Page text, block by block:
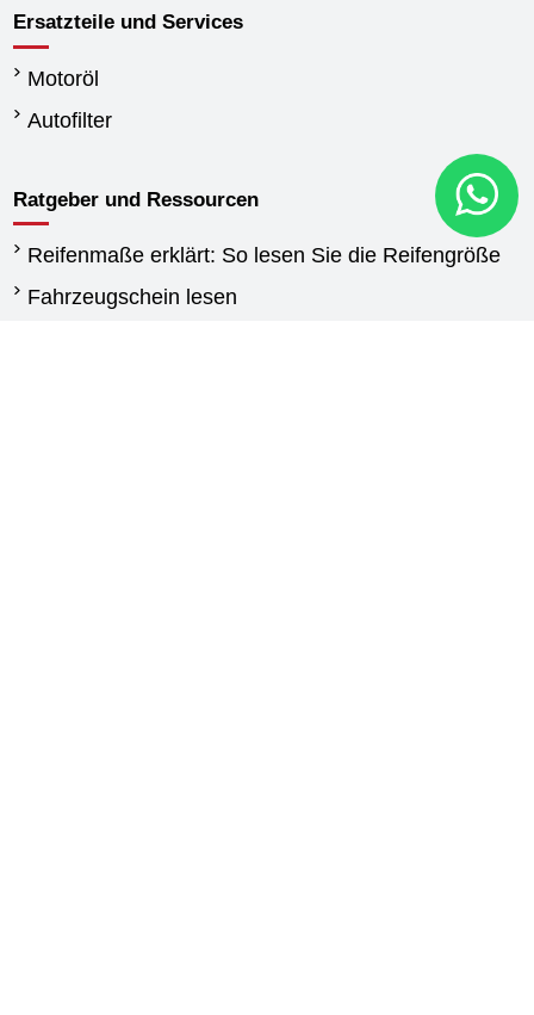
Ersatzteile und Services
Motoröl
Autofilter
Ratgeber und Ressourcen
Reifenmaße erklärt: So lesen Sie die Reifengröße
Fahrzeugschein lesen